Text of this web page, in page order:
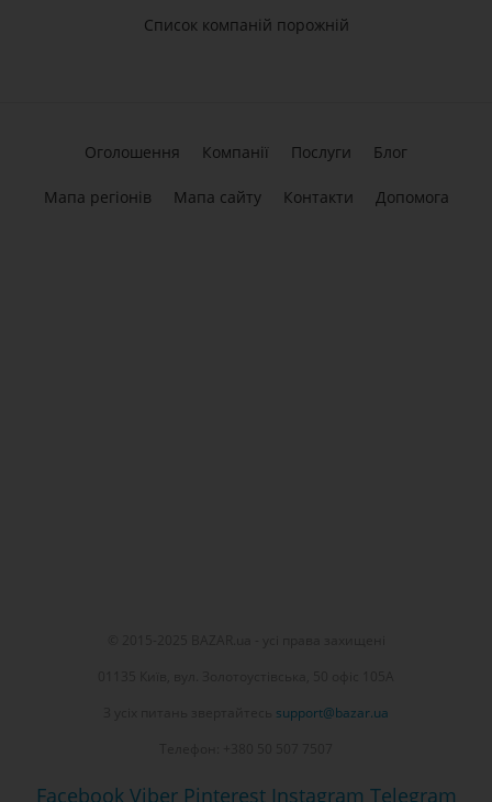
Список компаній порожній
support@bazar.ua
Оголошення Компанії Послуги Блог
Мапа регіонів Мапа сайту Контакти Допомога
Facebook Viber Pinterest Instagram Telegram